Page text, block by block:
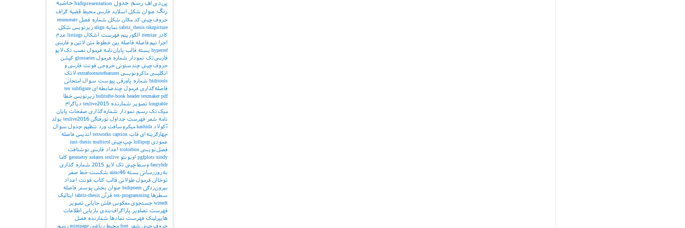
پی‌دی‌اف رسم جدول bidipresentation حاشیه
رنگ عنوان شکل اسلاید فارسی محیط قضیه گراف
حروف‌چینی کد مکان شکل شماره فصل enumerate
tabriz_thesis tikzpicture نمایه align زیرنویس شکل
کادر
itemize الگوریتم فهرست اشکال listings عدم
اجرا
نیم‌فاصله فاصله بین خطوط متن لاتین و فارسی
hyperref بسته قالب پایان‌نامه فرمول نصب تک‌لایو
فارسی‌تک نمودار شماره فرمول glossaries کپشن
حروف‌چینی چندستونی خروجی فونت فارسی و
انگلیسی ماکرونویسی extrafootnotefeatures لاتک
biditools شماره پاورقی پیوست‌ سوال امتحانی
فاصله‌گذاری فرمول چندضابطه‌ای tex subfigure
biditufte-book header texmaker pdf زیرنویس خطا
longtable تصویر شمارنده texlive2015 دیاگرام
میک‌تک رسم نمودار شماره‌گذاری صفحات پایان
نامه شعر فهرست جداول تورفتگی texlive2016 بولد
آکولاد kashida میکروسافت ورد تنظیم جدول سوال
چهارگزینه‌ای قاب texworks caption اندیس فاصله
عمودی lollipop چپ‌چینی iust-thesis multicol
فصل‌نویسی tcolorbox اعداد فارسی نوشتافت
pgfplots xindy اوبونتو geometry xelatex texlive
کاما
fancyhdr وسط‌چینی تک لایو 2015
شماره گذاری
به‌روزرسانی بسته aimc46 شکست خط صفر
توخالی فرمول طولانی قالب کتاب فونت اعداد
بیرون‌زدگی bidipoem عنوان بخش پوستر
فاصله
سطرها
tex-programming قرآن tabriz-thesis
ایتالیک
winedt جستجوی معکوس فلش جایابی تصویر
فهرست تصاویر
پاراگراف‌بندی بازیابی اطلاعات
هایپرلینک فهرست نمادها
شمارنده فصل
حروف‌چینی شعر font محیط ریاضی minipage رسم